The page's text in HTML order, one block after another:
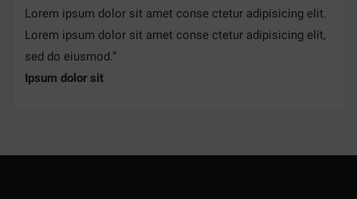
Lorem ipsum dolor sit amet conse ctetur adipisicing elit.
Lorem ipsum dolor sit amet conse ctetur adipisicing elit,
sed do eiusmod.”
Ipsum dolor sit